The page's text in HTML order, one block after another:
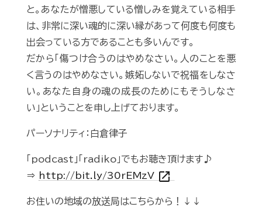
と。あなたが憎悪している憎しみを覚えている相手
は、非常に深い魂的に深い縁があって何度も何度も
出会っている方であることも多いんです。
だから「傷つけ合うのはやめなさい。人のことを悪
く言うのはやめなさい。嫉妬しないで祝福をしなさ
い。あなた自身の魂の成長のためにもそうしなさ
い」ということを申し上げております。
パーソナリティ：白倉律子
「podcast」「radiko」でもお聴き頂けます♪
⇒
http://bit.ly/30rEMzV open_in_new
お住いの地域の放送局はこちらから！↓↓